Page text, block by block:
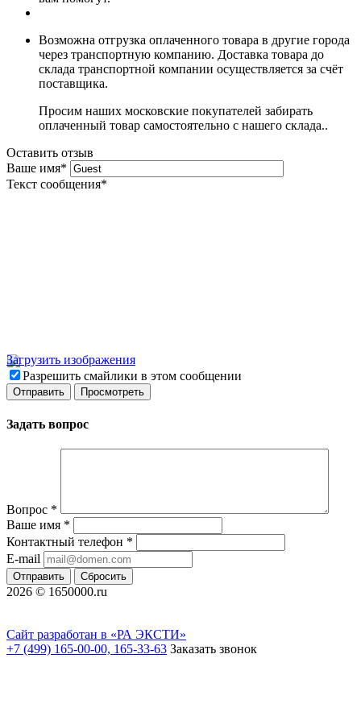
Возможна отгрузка оплаченного товара в другие города
через транспортную компанию. Доставка товара до
склада транспортной компании осуществляется за счёт
поставщика.
Просим наших московские покупателей забирать
оплаченный товар самостоятельно с нашего склада..
Оставить отзыв
Ваше имя*
Текст сообщения*
Загрузить изображения
Разрешить смайлики в этом сообщении
Задать вопрос
Вопрос *
Ваше имя *
Контактный телефон *
E-mail
Отправить Сбросить
2026 © 1650000.ru
Сайт разработан в «РА ЭКСТИ»
+7 (499) 165-00-00, 165-33-63 Заказать звонок